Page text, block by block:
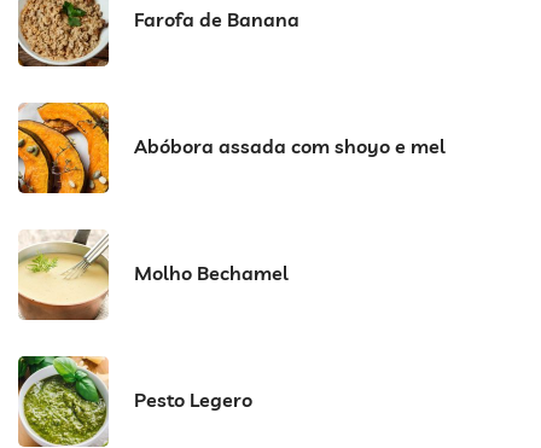
Farofa de Banana
Abóbora assada com shoyo e mel
Molho Bechamel
Pesto Legero